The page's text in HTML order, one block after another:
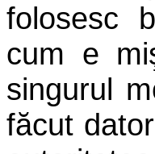
folosesc
cum e
singurul
făcut